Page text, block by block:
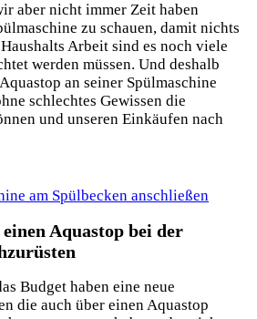
aber nicht immer Zeit haben
zu schauen, damit nichts
Arbeit sind es noch viele
werden müssen. Und deshalb
an seiner Spülmaschine
schlechtes Gewissen die
und unseren Einkäufen nach
am Spülbecken anschließen
Aquastop bei der
Budget haben eine neue
die auch über einen Aquastop